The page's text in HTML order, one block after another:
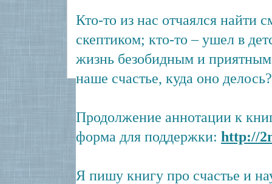
Кто-то из нас отчаялся найти
скептиком; кто-то – ушел в
жизнь безобидным и
наше счастье, куда оно
Продолжение аннотации к
форма для поддержки: http://
Я пишу книгу про счастье и